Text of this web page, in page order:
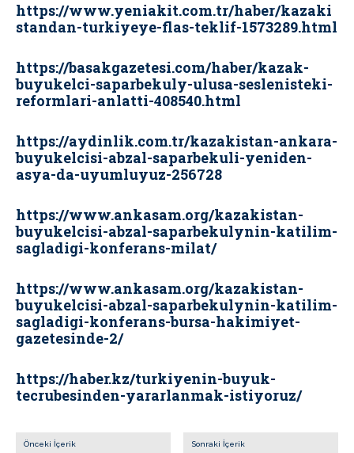
https://www.yeniakit.com.tr/haber/kazaki
standan-turkiyeye-flas-teklif-1573289.html
https://basakgazetesi.com/haber/kazak-
buyukelci-saparbekuly-ulusa-seslenisteki-
reformlari-anlatti-408540.html
https://aydinlik.com.tr/kazakistan-ankara-
buyukelcisi-abzal-saparbekuli-yeniden-
asya-da-uyumluyuz-256728
https://www.ankasam.org/kazakistan-
buyukelcisi-abzal-saparbekulynin-katilim-
sagladigi-konferans-milat/
https://www.ankasam.org/kazakistan-
buyukelcisi-abzal-saparbekulynin-katilim-
sagladigi-konferans-bursa-hakimiyet-
gazetesinde-2/
https://haber.kz/turkiyenin-buyuk-
tecrubesinden-yararlanmak-istiyoruz/
Önceki İçerik Sonraki İçerik